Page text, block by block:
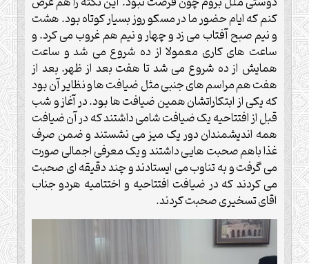
کنم که ایام حضور ما در مسکو روز بسیار کوتاه بود. هشت
و نیم صبح آفتاب می زد و چهار و نیم هم غروب می کرد. و
ساعت های کاری معمولا از ده شروع می شد و ساعت
همایش از ده شروع می شد تا هفت بعد از ظهر. بعد از
هفت هم مراسم های جنبی مثل ضیافت ها و نظایر آن بود
که یکی از ابتکاراتشان همین ضیافت ها بود. در آغاز و شب
قبل از افتتاحیه یک ضیافت شامی داشتند که در آن ضیافت
همه اندیشمندان دور یک میز می نشستند و ضمن صرف
غذا باهم صحبت هایی داشتند و یک معرفی اجمالی صورت
می گرفت و به تناوب می ایستادند و چند دقیقه ای صحبت
می کردند که در ضیافت افتتاحیه و اختتامیه هردو جناب
اقای تسخیری صحبت کردند.